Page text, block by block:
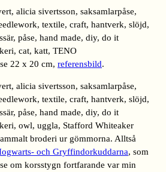
22 x 20 cm, referensbild.
broderi ur gömmorna. Alltså
och Gryffindorkuddarna, som
om korsstygn fortfarande var min